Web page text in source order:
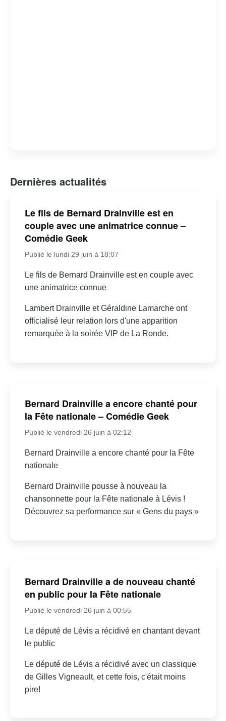
Dernières actualités
Le fils de Bernard Drainville est en
couple avec une animatrice connue –
Comédie Geek
Publié le lundi 29 juin à 18:07
Le fils de Bernard Drainville est en couple avec
une animatrice connue
Lambert Drainville et Géraldine Lamarche ont
officialisé leur relation lors d'une apparition
remarquée à la soirée VIP de La Ronde.
Bernard Drainville a encore chanté pour
la Fête nationale – Comédie Geek
Publié le vendredi 26 juin à 02:12
Bernard Drainville a encore chanté pour la Fête
nationale
Bernard Drainville pousse à nouveau la
chansonnette pour la Fête nationale à Lévis !
Découvrez sa performance sur « Gens du pays »
Bernard Drainville a de nouveau chanté
en public pour la Fête nationale
Publié le vendredi 26 juin à 00:55
Le député de Lévis a récidivé en chantant devant
le public
Le député de Lévis a récidivé avec un classique
de Gilles Vigneault, et cette fois, c'était moins
pire!